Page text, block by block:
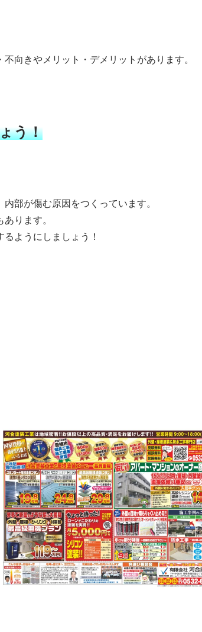
向きやメリット・デメリットがあります。
う！
部が傷む原因をつくっています。
ります。
ようにしましょう！